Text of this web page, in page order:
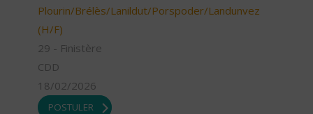
Plourin/Brélès/Lanildut/Porspoder/Landunvez
(H/F)
29 - Finistère
CDD
18/02/2026
POSTULER